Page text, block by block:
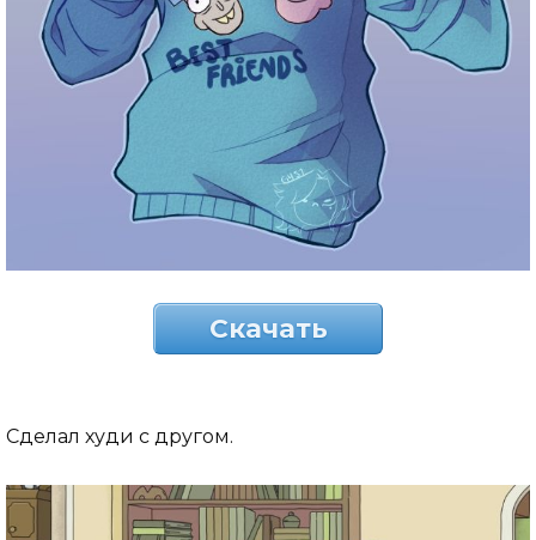
Скачать
Сделал худи с другом.